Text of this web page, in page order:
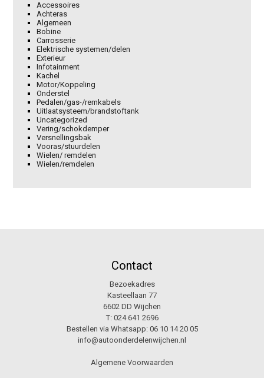
Accessoires
Achteras
Algemeen
Bobine
Carrosserie
Elektrische systemen/delen
Exterieur
Infotainment
Kachel
Motor/Koppeling
Onderstel
Pedalen/gas-/remkabels
Uitlaatsysteem/brandstoftank
Uncategorized
Vering/schokdemper
Versnellingsbak
Vooras/stuurdelen
Wielen/ remdelen
Wielen/remdelen
Contact
Bezoekadres
Kasteellaan 77
6602 DD Wijchen
T: 024 641 2696
Bestellen via Whatsapp: 06 10 14 20 05
info@autoonderdelenwijchen.nl
Algemene Voorwaarden